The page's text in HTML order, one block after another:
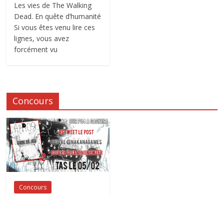
Les vies de The Walking
Dead. En quête d’humanité
Si vous êtes venu lire ces
lignes, vous avez
forcément vu
Concours
Concours